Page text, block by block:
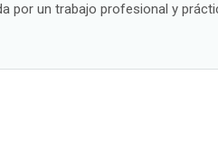
por un trabajo profesional y